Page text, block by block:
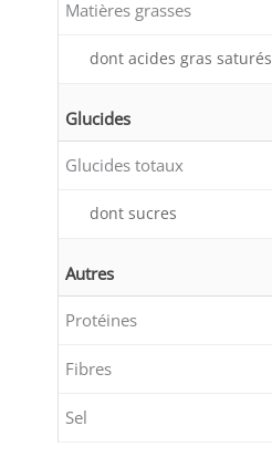
Matières grasses
dont acides gras saturés
Glucides
Glucides totaux
dont sucres
Autres
Protéines
Fibres
Sel